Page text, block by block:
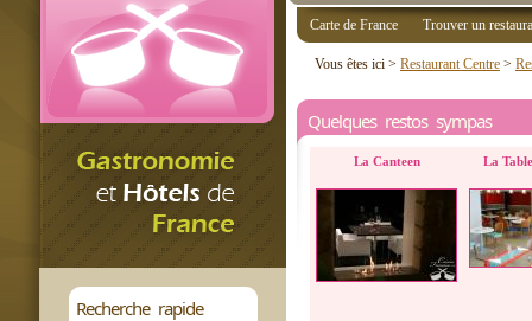
Recherche rapide
Carte de France Trouver un
Vous êtes ici > Restaurant Centre >
Quelques restos sympas
La Canteen La